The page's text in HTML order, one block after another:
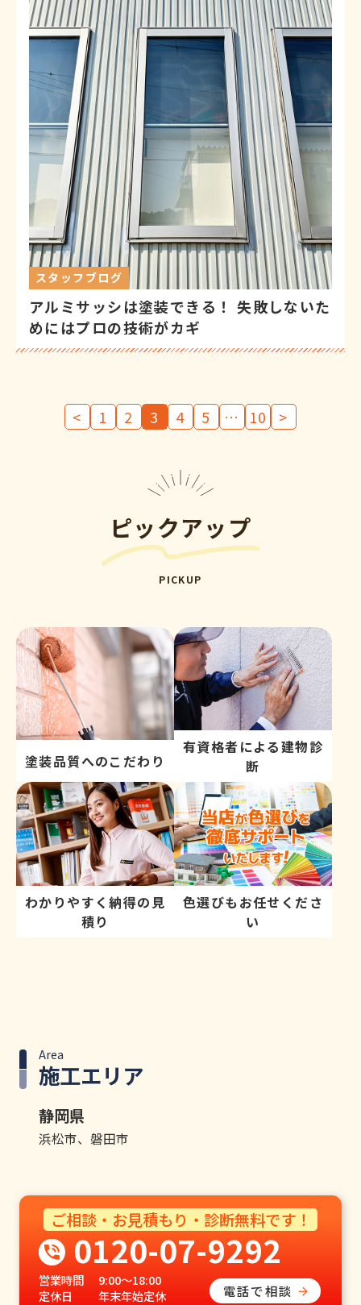
スタッフブログ
アルミサッシは塗装できる！ 失敗しないた
めにはプロの技術がカギ
< 1 2 3 4 5 … 10 >
ピックアップ
PICKUP
塗装品質へのこだわり
有資格者による建物診
断
わかりやすく納得の見
積り
色選びもお任せくださ
い
施工エリア
Area
静岡県
浜松市、磐田市
ご相談・お見積もり・診断無料です！
0120-07-9292
営業時間
9:00〜18:00
定休日
年末年始定休 電話で相談